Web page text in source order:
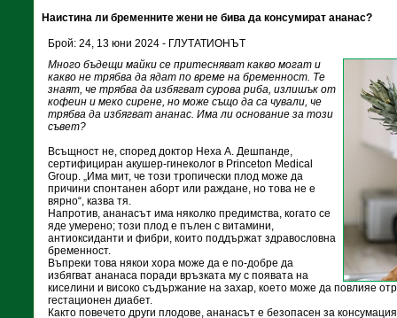
Наистина ли бременните жени не бива да консумират ананас?
Брой: 24, 13 юни 2024 - ГЛУТАТИОНЪТ
Много бъдещи майки се притесняват какво могат и
какво не трябва да ядат по време на бременност. Те
знаят, че трябва да избягват сурова риба, излишък от
кофеин и меко сирене, но може също да са чували, че
трябва да избягват ананас. Има ли основание за този
съвет?
Всъщност не, според доктор Неха А. Дешпанде,
сертифициран акушер-гинеколог в Princeton Medical
Group. „Има мит, че този тропически плод може да
причини спонтанен аборт или раждане, но това не е
вярно“, казва тя.
Напротив, ананасът има няколко предимства, когато се
яде умерено; този плод е пълен с витамини,
антиоксиданти и фибри, които поддържат здравословна
бременност.
Въпреки това някои хора може да е по-добре да
избягват ананаса поради връзката му с появата на
киселини и високо съдържание на захар, което може да повлияе
гестационен диабет.
Както повечето други плодове, ананасът е безопасен за